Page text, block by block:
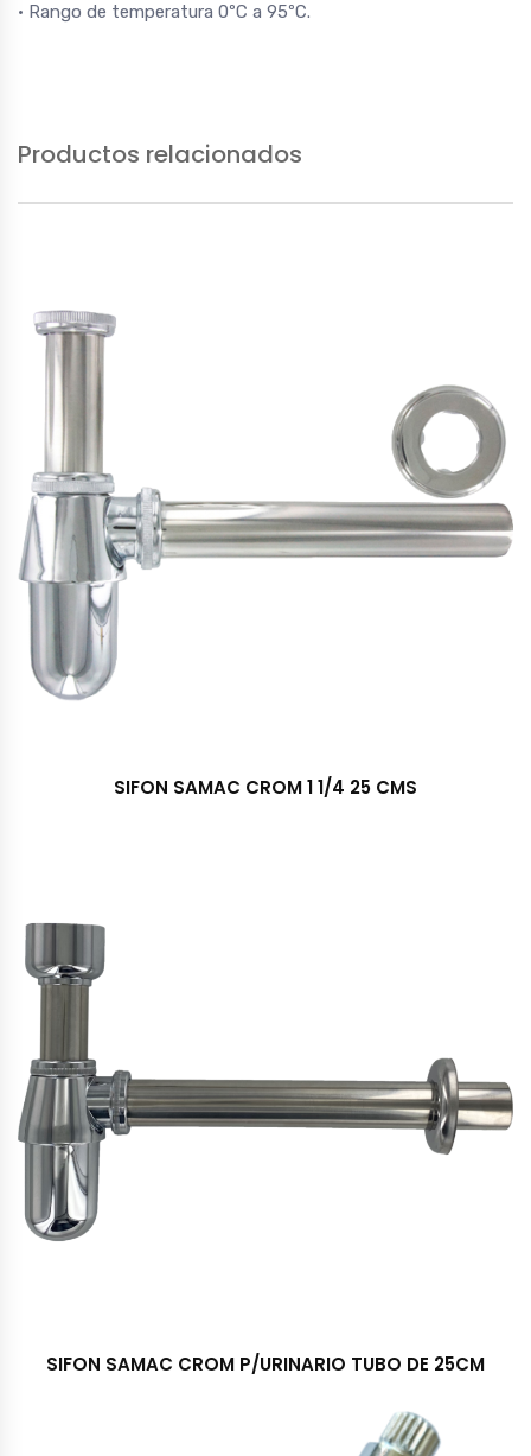
• Rango de temperatura 0ºC a 95ºC.
Productos relacionados
SIFON SAMAC CROM 1 1/4 25 CMS
SIFON SAMAC CROM P/URINARIO TUBO DE 25CM